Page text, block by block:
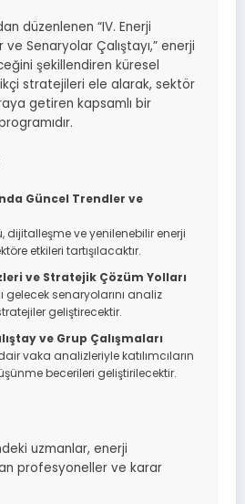
düzenlenen “IV. Enerji
Senaryolar Çalıştayı,” enerji
şekillendiren küresel
stratejileri ele alarak, sektör
getiren kapsamlı bir
Güncel Trendler ve
dijitalleşme ve yenilenebilir enerji
etkileri tartışılacaktır.
ve Stratejik Çözüm Yolları
gelecek senaryolarını analiz
geliştirecektir.
ve Grup Çalışmaları
vaka analizleriyle katılımcıların
becerileri geliştirilecektir.
uzmanlar, enerji
profesyoneller ve karar